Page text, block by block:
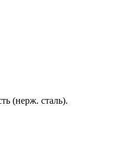
(нерж. сталь).